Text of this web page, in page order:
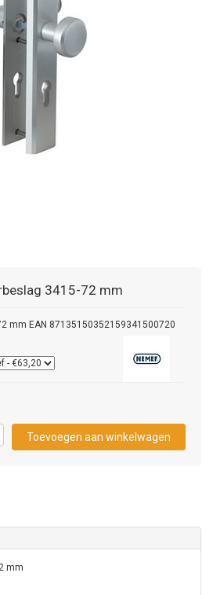
3415-72 mm
mm EAN 87135150352159341500720
Toevoegen aan winkelwagen
mm